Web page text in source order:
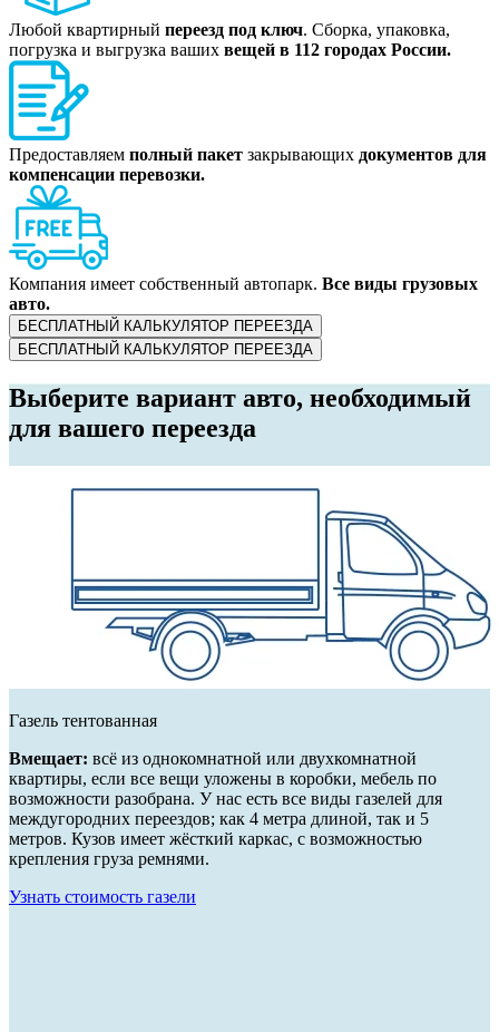
Любой квартирный переезд под ключ. Сборка, упаковка,
погрузка и выгрузка ваших вещей в 112 городах России.
Предоставляем полный пакет закрывающих документов для
компенсации перевозки.
Компания имеет собственный автопарк. Все виды грузовых
авто.
БЕСПЛАТНЫЙ КАЛЬКУЛЯТОР ПЕРЕЕЗДА
БЕСПЛАТНЫЙ КАЛЬКУЛЯТОР ПЕРЕЕЗДА
Выберите вариант авто, необходимый
для вашего переезда
Газель тентованная
Вмещает: всё из однокомнатной или двухкомнатной
квартиры, если все вещи уложены в коробки, мебель по
возможности разобрана. У нас есть все виды газелей для
междугородних переездов; как 4 метра длиной, так и 5
метров. Кузов имеет жёсткий каркас, с возможностью
крепления груза ремнями.
Узнать стоимость газели